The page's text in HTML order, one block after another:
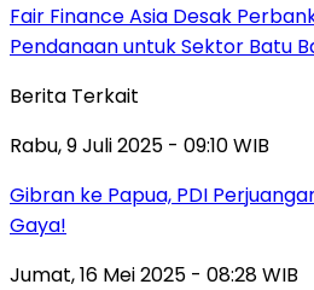
Fair Finance Asia Desak
Pendanaan untuk Sektor Batu
Berita Terkait
Rabu, 9 Juli 2025 - 09:10 WIB
Gibran ke Papua, PDI
Gaya!
Jumat, 16 Mei 2025 - 08:28 WIB